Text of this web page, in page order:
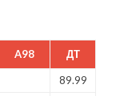
A98 ДТ
89.99